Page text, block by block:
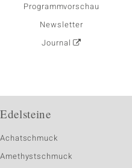
Programmvorschau
Newsletter
Journal
Edelsteine
Achatschmuck
Amethystschmuck